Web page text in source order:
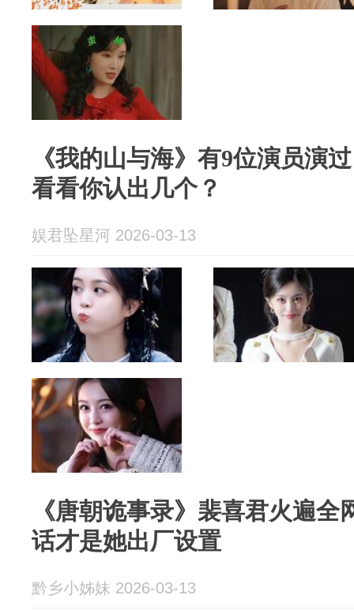
《我的山与海》有9位演员演
看看你认出几个？
娱君坠星河 2026-03-13
《唐朝诡事录》裴喜君火遍
话才是她出厂设置
黔乡小姊妹 2026-03-13